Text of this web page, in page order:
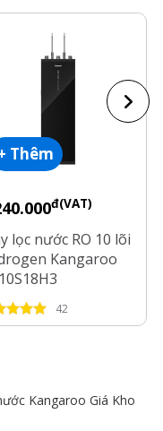
Thêm
đ(VAT)
lọc nước RO 10 lõi
Kangaroo
42
Kangaroo Giá Kho